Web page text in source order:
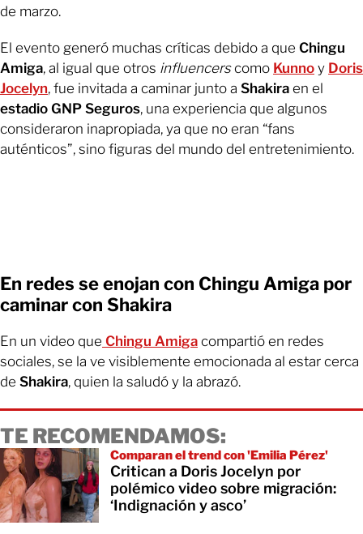
de marzo.
El evento generó muchas críticas debido a que Chingu
Amiga, al igual que otros influencerscomo Kunno y Doris
Jocelyn, fue invitada a caminar junto a Shakira en el
estadio GNP Seguros, una experiencia que algunos
consideraron inapropiada, ya que no eran “fans
auténticos”, sino figuras del mundo del entretenimiento.
En redes se enojan con Chingu Amiga por
caminar con Shakira
En un video que Chingu Amiga compartió en redes
sociales, se la ve visiblemente emocionada al estar cerca
de Shakira, quien la saludó y la abrazó.
TE RECOMENDAMOS:
Comparan el trend con 'Emilia Pérez'
Critican a Doris Jocelyn por
polémico video sobre migración:
‘Indignación y asco’